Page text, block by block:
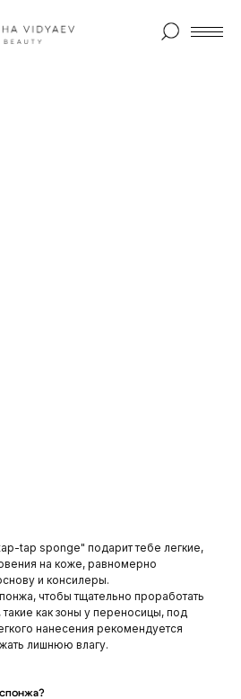
tap sponge" подарит тебе легкие,
на коже, равномерно
и консилеры.
чтобы тщательно проработать
как зоны у переносицы, под
нанесения рекомендуется
лишнюю влагу.